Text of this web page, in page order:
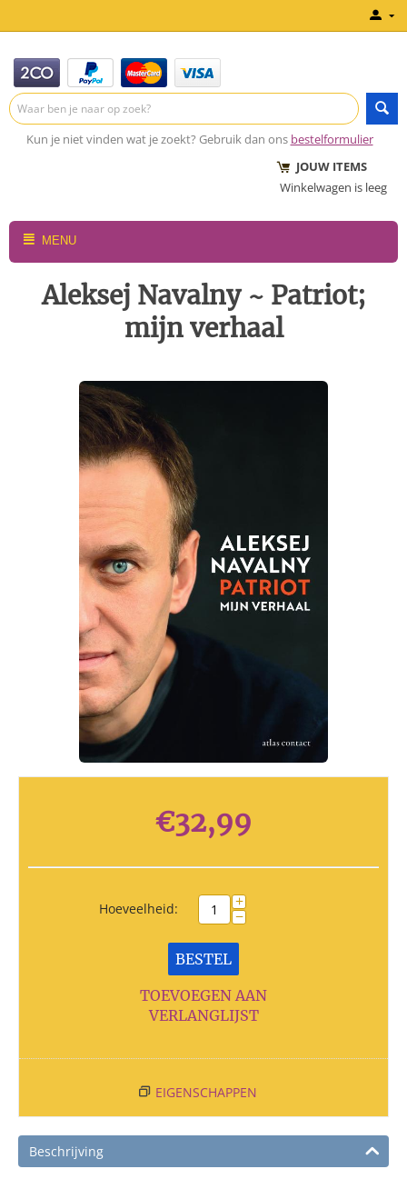
Kun je niet vinden wat je zoekt? Gebruik dan ons bestelformulier
JOUW ITEMS
Winkelwagen is leeg
MENU
Aleksej Navalny ~ Patriot;
mijn verhaal
€32,99
Hoeveelheid: +
−
BESTEL
TOEVOEGEN AAN
VERLANGLIJST
EIGENSCHAPPEN
Beschrijving